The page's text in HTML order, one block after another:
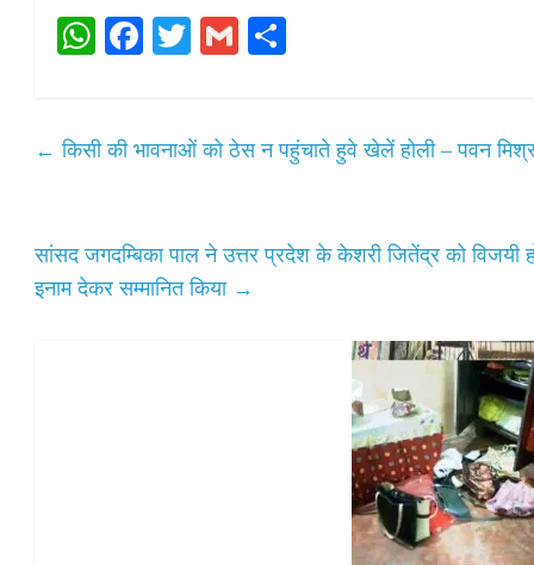
W
A
Fa
ok
T
r
G
← किसी की भावनाओं को ठेस न पहुंचाते हुवे खेलें होली – पवन
सांसद जगदम्बिका पाल ने उत्तर प्रदेश के केशरी जितेंद्र को विजयी
इनाम देकर सम्मानित किया →